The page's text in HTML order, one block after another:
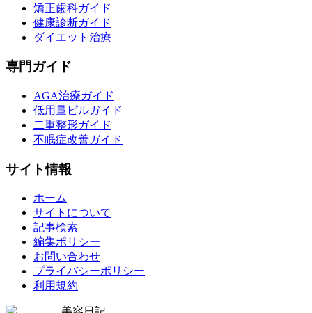
矯正歯科ガイド
健康診断ガイド
ダイエット治療
専門ガイド
AGA治療ガイド
低用量ピルガイド
二重整形ガイド
不眠症改善ガイド
サイト情報
ホーム
サイトについて
記事検索
編集ポリシー
お問い合わせ
プライバシーポリシー
利用規約